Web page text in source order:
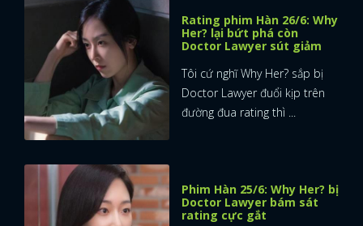
Rating phim Hàn 26/6: Why
Her? lại bứt phá còn
Doctor Lawyer sút giảm
Tôi cứ nghĩ Why Her? sắp bị
Doctor Lawyer đuổi kịp trên
đường đua rating thì ...
Phim Hàn 25/6: Why Her? bị
Doctor Lawyer bám sát
rating cực gắt